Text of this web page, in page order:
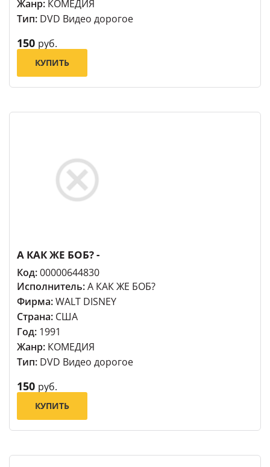
Жанр: КОМЕДИЯ
Тип: DVD Видео дорогое
150 руб.
КУПИТЬ
А КАК ЖЕ БОБ? -
Код:00000644830
Исполнитель:А КАК ЖЕ БОБ?
Фирма:WALT DISNEY
Страна: США
Год: 1991
Жанр: КОМЕДИЯ
Тип: DVD Видео дорогое
150 руб.
КУПИТЬ